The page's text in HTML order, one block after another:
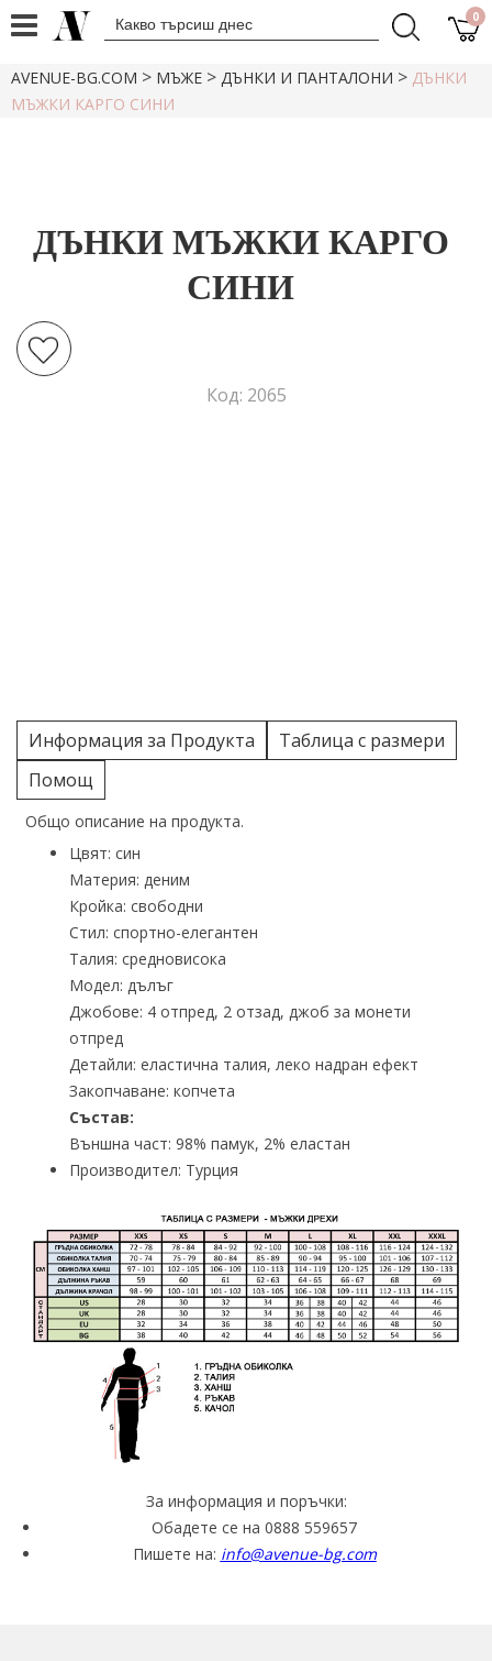
0
AVENUE-BG.COM > МЪЖЕ > ДЪНКИ И ПАНТАЛОНИ > ДЪНКИ
МЪЖКИ КАРГО СИНИ
ДЪНКИ МЪЖКИ КАРГО
СИНИ
Код: 2065
Информация за Продукта
Таблица с размери
Помощ
Общо описание на продукта.
Цвят: син
Материя: деним
Кройка: свободни
Стил: спортно-елегантен
Талия: средновисока
Модел: дълъг
Джобове: 4 отпред, 2 отзад, джоб за монети
отпред
Детайли: еластична талия, леко надран ефект
Закопчаване: копчета
Състав:
Външна част: 98% памук, 2% еластан
Производител: Турция
За информация и поръчки:
Обадете се на 0888 559657
Пишете на: info@avenue-bg.com